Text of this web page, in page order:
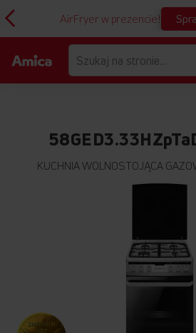
AirFryer w prezencie!
KUCHNIA WOLNOSTOJĄCA